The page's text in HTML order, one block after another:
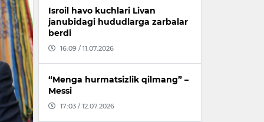
Isroil havo kuchlari Livan
janubidagi hududlarga zarbalar
berdi
16:09 / 11.07.2026
“Menga hurmatsizlik qilmang” –
Messi
17:03 / 12.07.2026